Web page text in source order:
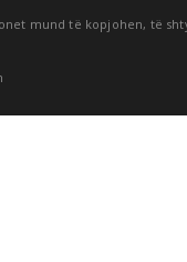
mund të kopjohen, të